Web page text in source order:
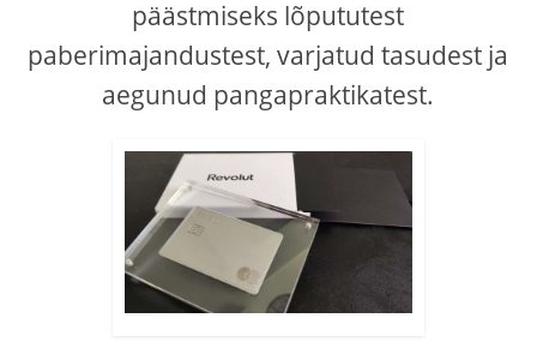
päästmiseks lõpututest
paberimajandustest, varjatud tasudest ja
aegunud pangapraktikatest.